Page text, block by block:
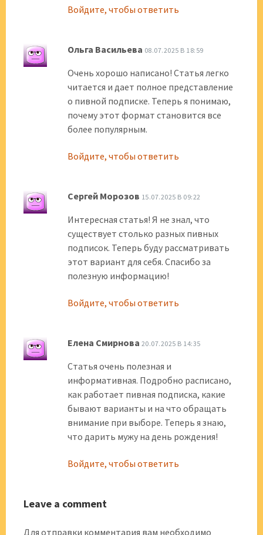
Войдите, чтобы ответить
Ольга Васильева 08.07.2025 В 18:59
Очень хорошо написано! Статья легко
читается и дает полное представление
о пивной подписке. Теперь я понимаю,
почему этот формат становится все
более популярным.
Войдите, чтобы ответить
Сергей Морозов 15.07.2025 В 09:22
Интересная статья! Я не знал, что
существует столько разных пивных
подписок. Теперь буду рассматривать
этот вариант для себя. Спасибо за
полезную информацию!
Войдите, чтобы ответить
Елена Смирнова 20.07.2025 В 14:35
Статья очень полезная и
информативная. Подробно расписано,
как работает пивная подписка, какие
бывают варианты и на что обращать
внимание при выборе. Теперь я знаю,
что дарить мужу на день рождения!
Войдите, чтобы ответить
Leave a comment
Для отправки комментария вам необходимо